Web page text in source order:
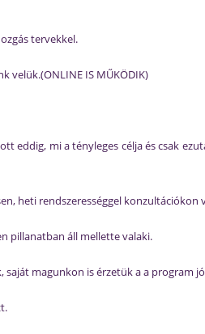
tervekkel.
velük.(ONLINE IS MŰKÖDIK)
eddig, mi a tényleges célja és csak
heti rendszerességgel konzultációkon
pillanatban áll mellette valaki.
magunkon is érzetük a a program